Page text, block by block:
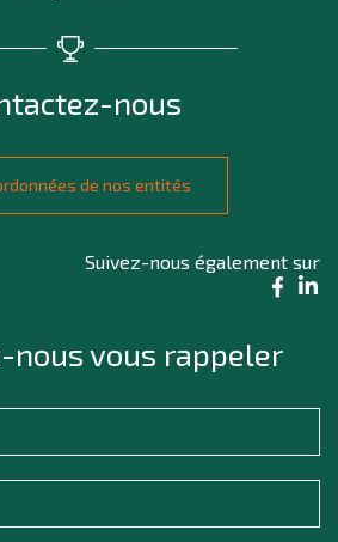
nous
de nos entités
Suivez-nous également sur
nous vous rappeler